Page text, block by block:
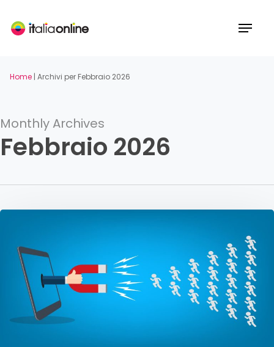
main
Menu
Home | Archivi per Febbraio 2026
Monthly Archives
Febbraio 2026
Viral
cos’è,
esempi
come
creare
una